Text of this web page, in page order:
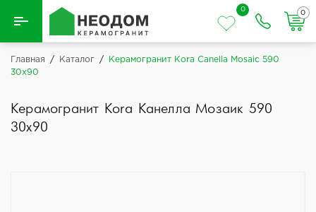
Назад
0
0
Главная / Каталог /
Керамогранит Kora Canella Mosaic 590
30x90
Керамогранит Kora Канелла Мозаик 590
30x90